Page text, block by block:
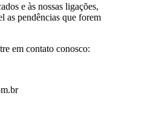
e às nossas ligações,
as pendências que forem
em contato conosco: